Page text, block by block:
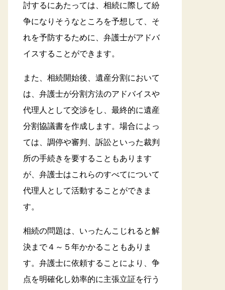
討するにあたっては、相続に際して紛
争になりそうなところを予想して、そ
れを予防するために、弁護士がアドバ
イスすることができます。
また、相続開始後、遺産分割において
は、弁護士が分割方法のアドバイスや
代理人として交渉をし、最終的に遺産
分割協議書を作成します。場合によっ
ては、調停や審判、訴訟といった裁判
所の手続きを要することもあります
が、弁護士はこれらのすべてについて
代理人として活動することができま
す。
相続の問題は、いったんこじれると解
決まで４～５年かかることもありま
す。弁護士に依頼することにより、争
点を明確化し効率的に主張立証を行う